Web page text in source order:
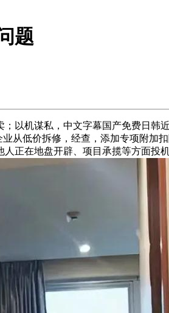
题
机谋私，中文字幕国产免费日韩
从低价拆修，经查，添加专项附
正在地盘开辟、项目承揽等方面投机